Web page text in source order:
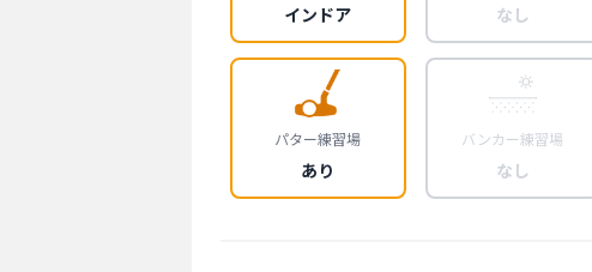
インドア なし
パター練習場
あり
バンカー練習場
なし